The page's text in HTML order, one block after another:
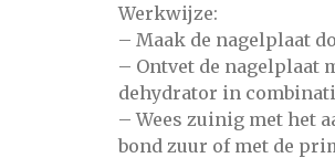
Werkwijze:
– Maak de nagelplaat
– Ontvet de nagelplaat
dehydrator in
– Wees zuinig met het
bond zuur of met de